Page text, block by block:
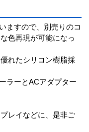
ますので、別売りのコ
色再現が可能になっ
れたシリコン樹脂採
ラーとACアダプター
レイなどに、是非ご